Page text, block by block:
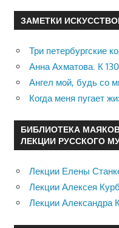
ЗАМЕТКИ
Три петербургские
Анна Ахматова. К
Ангел мой, будь со
Когда меня пугает
БИБЛИОТЕКА
ЛЕКЦИИ РУССКОГО
Лекции Елены
Лекции Алексея
Лекции Александра